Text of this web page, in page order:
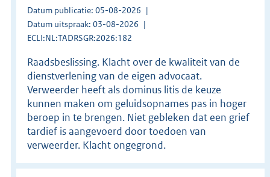
Datum publicatie: 05-08-2026
Datum uitspraak: 03-08-2026
ECLI:NL:TADRSGR:2026:182
Raadsbeslissing. Klacht over de kwaliteit van de
dienstverlening van de eigen advocaat.
Verweerder heeft als dominus litis de keuze
kunnen maken om geluidsopnames pas in hoger
beroep in te brengen. Niet gebleken dat een grief
tardief is aangevoerd door toedoen van
verweerder. Klacht ongegrond.